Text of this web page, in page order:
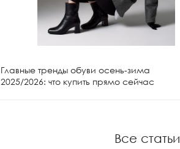
Главные тренды обуви осень-зима
2025/2026: что купить прямо сейчас
Все статьи